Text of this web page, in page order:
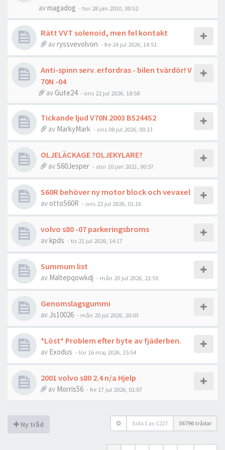
avmagadog - tor 28 jan 2010, 00:52
Rätt VVT solenoid, men fel kontakt
avryssvevolvon - fre 24 jul 2026, 14:51
Anti-spinn serv. erfordras - bilen tvärdör! V
70N -04
av Gute24 - ons 22 jul 2026, 18:58
Tickande ljud V70N 2003 B5244S2
av MarkyMark - ons 08 jul 2026, 00:13
OLJELÄCKAGE ?OLJEKYLARE?
avS60Jesper - sön 10 jan 2021, 00:57
S60R behöver ny motor block och vevaxel
av ottoS60R - ons 22 jul 2026, 01:16
volvo s80 -07 parkeringsbroms
avkpds - tis 21 jul 2026, 14:17
Summum list
av Maltepqowkdj - mån 20 jul 2026, 21:59
Genomslagsgummi
av Js10026 - mån 20 jul 2026, 20:03
*Löst* Problem efter byte av fjäderben.
av Exodus - lör 16 maj 2026, 15:54
2001 volvo s80 2.4 n/a Hjelp
av Morris56 - fre 17 jul 2026, 01:07
Ny tråd Sida 1 av 1227 36796 trådar